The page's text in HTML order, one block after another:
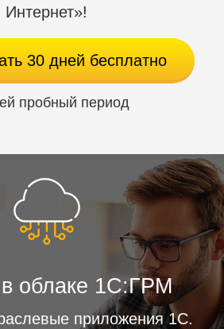
Интернет»!
30 дней бесплатно
пробный период
облаке 1С:ГРМ
приложения 1С.